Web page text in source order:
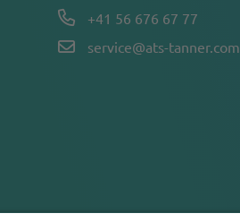
+41 56 676 67 77
service@ats-tanner.com